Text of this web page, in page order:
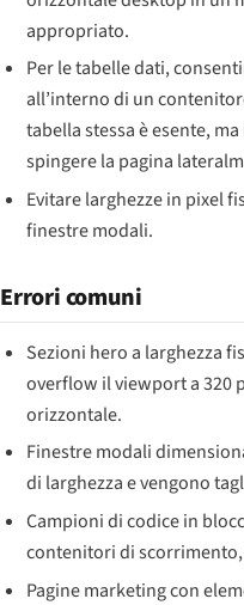
appropriato.
Per le tabelle dati,
all’interno di un
tabella stessa è esente,
spingere la pagina
Evitare larghezze in pixel
finestre modali.
Errori comuni
Sezioni hero a larghezza
overflow il viewport a 320
orizzontale.
Finestre modali
di larghezza e vengono
Campioni di codice in
contenitori di
Pagine marketing con